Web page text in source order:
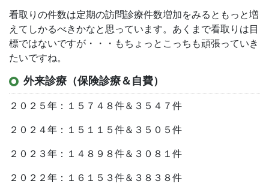
看取りの件数は定期の訪問診療件数増加をみるともっと増
えてしかるべきかなと思っています。あくまで看取りは目
標ではないですが・・・もちょっとこっちも頑張っていき
たいですね。
外来診療（保険診療＆自費）
２０２５年：１５７４８件＆３５４７件
２０２４年：１５１１５件＆３５０５件
２０２３年：１４８９８件＆３０８１件
２０２２年：１６１５３件＆３８３８件